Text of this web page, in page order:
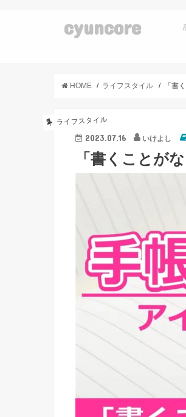
cyuncore
HOME ライフスタイル
ライフスタイル
2023.07.16 いけよし
「書くことが